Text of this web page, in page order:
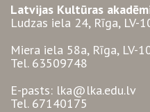
Latvijas Kultūras
Ludzas iela 24, Rīga, LV-
Miera iela 58a, Rīga, LV-
Tel. 63509748
E-pasts: lka@lka.edu.lv
Tel. 67140175